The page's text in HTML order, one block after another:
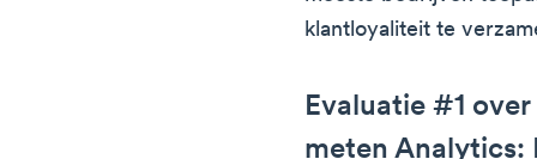
klantloyaliteit te
Evaluatie #1
meten Analytics: